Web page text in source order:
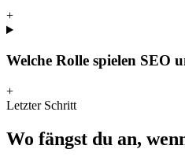
+
Welche Rolle spielen SEO
+
Letzter Schritt
Wo fängst du an,